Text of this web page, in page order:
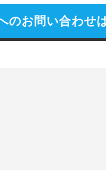
のお問い合わせ